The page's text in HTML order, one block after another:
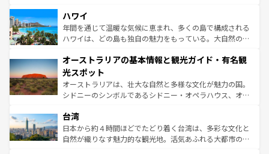
着のスイス情報は
のような巨大都市は、観光、ショッピング、エンターテイ
ンメントが詰まった刺激的なスポットだ。一方、アメリカ
西部には大自然が広がり、グランドキャニオンやイエロー
部のニューオーリンズでは、音楽と美食が融合した独特の
文化が魅力。旅行者はアメリカの各地域で異なる魅力を楽
しみながら、その多様性と豊かな歴史を感じることができ
るだろう。車でのロードトリップや列車の旅も、アメリカ
情報は
ハワイ
年間を通じて温暖な気候に恵まれ、多くの島で構成される
ハワイは、どの島も独自の魅力をもっている。大自然の神
ワイ島は見逃せない。また、定番の観光地といえばオアフ
島だが、静かな自然を求めるならマウイ島やカウアイ島が
おすすめ。エメラルドグリーンに輝く海をはじめ、豊かな
文化や歴史が息づいている。「アロハスピリット」と呼ば
人々、おいしいローカルフードやハワイアンミュージッ
ク、伝統的なフラダンスなど、すべてがハワイの魅力を彩
っている。訪れるたびに新しい発見と感動が待っているハ
オーストラリアの基本情報と観光ガイド・有名観
光スポット
オーストラリアは、壮大な自然と多様な文化が魅力の国。
シドニーのシンボルであるシドニー・オペラハウス、オー
リアリーフや大陸中央部にそびえるウルル（エアーズロッ
ク）、タスマニアの美しい原生林やケアンズの熱帯雨林な
ど、見どころがたくさん。また、カフェやワイン、オージ
台湾
日本から約４時間ほどでたどり着く台湾は、多彩な文化と
自然が織りなす魅力的な観光地。活気あふれる大都市の台